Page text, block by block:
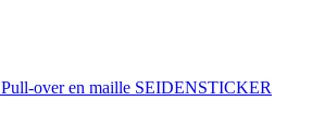
Pull-over en maille SEIDENSTICKER